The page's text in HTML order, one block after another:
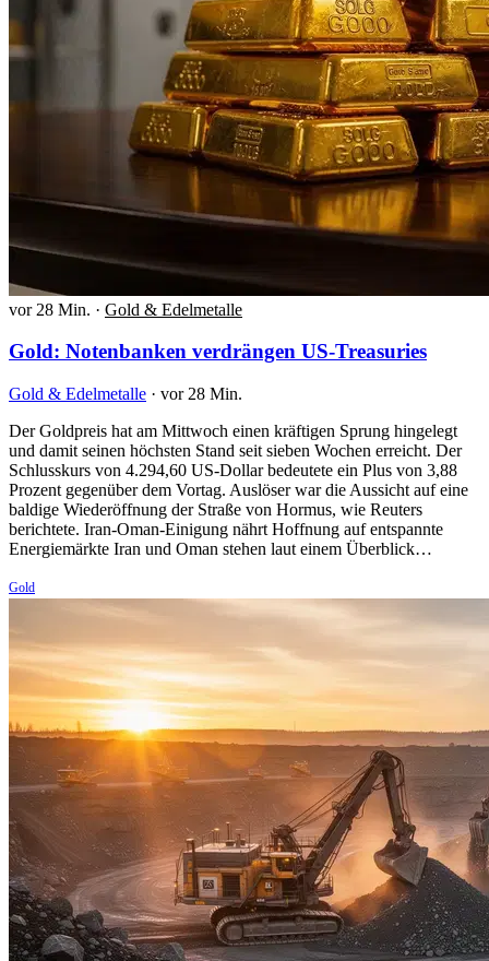
vor 28 Min. · Gold & Edelmetalle
Gold: Notenbanken verdrängen US-Treasuries
Gold & Edelmetalle · vor 28 Min.
Der Goldpreis hat am Mittwoch einen kräftigen Sprung hingelegt
und damit seinen höchsten Stand seit sieben Wochen erreicht. Der
Schlusskurs von 4.294,60 US-Dollar bedeutete ein Plus von 3,88
Prozent gegenüber dem Vortag. Auslöser war die Aussicht auf eine
baldige Wiederöffnung der Straße von Hormus, wie Reuters
berichtete. Iran-Oman-Einigung nährt Hoffnung auf entspannte
Energiemärkte Iran und Oman stehen laut einem Überblick…
Gold